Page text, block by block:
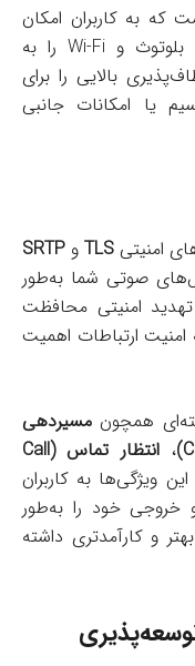
که به کاربران امکان
می‌دهد هدست‌های USB، ماژول‌های بلوتوث و Wi-Fi را به
بالایی را برای
یا امکانات جانبی
TLS و SRTP
صوتی شما به‌طور
تهدید امنیتی محافظت
امنیت ارتباطات اهمیت
مسیر‌دهی
،
انتظار تماس (Call
ویژگی‌ها به کاربران
خروجی خود را به‌طور
و کارآمدتری داشته